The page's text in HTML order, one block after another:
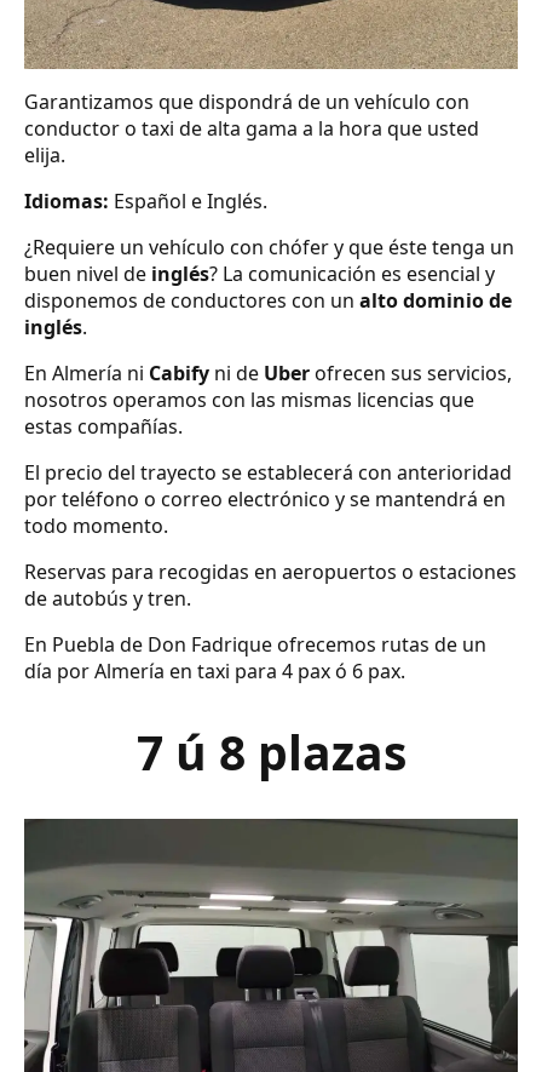
Garantizamos que dispondrá de un vehículo con
conductor o taxi de alta gama a la hora que usted
elija.
Idiomas: Español e Inglés.
¿Requiere un vehículo con chófer y que éste tenga un
buen nivel de inglés? La comunicación es esencial y
disponemos de conductores con un alto dominio de
inglés.
En Almería ni Cabify ni de Uberofrecen sus servicios,
nosotros operamos con las mismas licencias que
estas compañías.
El precio del trayecto se establecerá con anterioridad
por teléfono o correo electrónico y se mantendrá en
todo momento.
Reservas para recogidas en aeropuertos o estaciones
de autobús y tren.
En Puebla de Don Fadrique ofrecemos rutas de un
día por Almería en taxi para 4 pax ó 6 pax.
7 ú 8 plazas